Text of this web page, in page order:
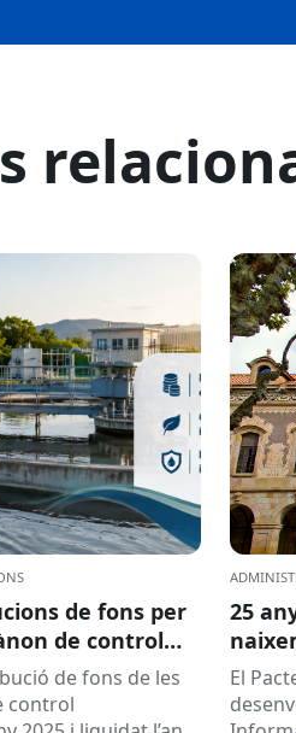
de fons per
de control
l’any 2025 i
de fons de les
control
25
El